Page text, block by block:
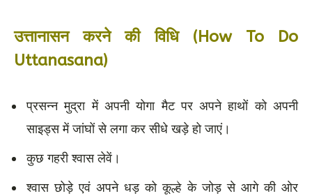
उत्तानासन करने की विधि (How To Do
Uttanasana)
प्रसन्न मुद्रा में अपनी योगा मैट पर अपने हाथों को अपनी
साइड्स में जांघों से लगा कर सीधे खड़े हो जाएं।
कुछ गहरी श्वास लेवें।
श्वास छोड़े एवं अपने धड़ को कूल्हे के जोड़ से आगे की ओर